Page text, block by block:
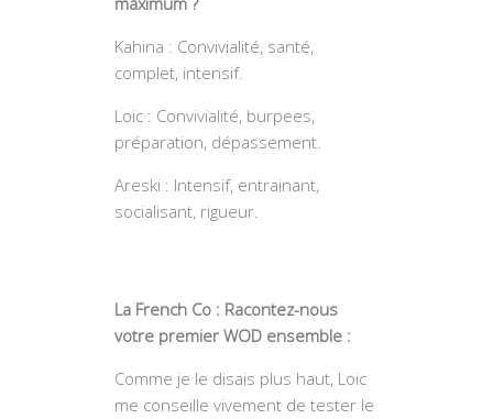
Kahina : Convivialité, santé,
complet, intensif.
Loic : Convivialité, burpees,
préparation, dépassement.
Areski : Intensif, entrainant,
socialisant, rigueur.
La French Co : Racontez-nous
votre premier WOD ensemble :
Comme je le disais plus haut, Loic
me conseille vivement de tester le